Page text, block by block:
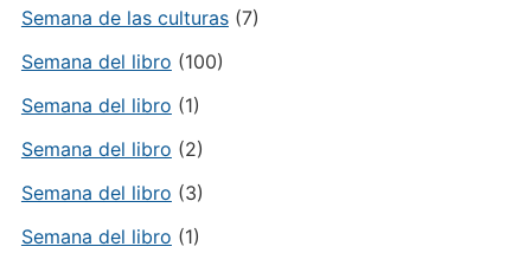
Semana de las culturas(7)
Semana del libro (100)
Semana del libro (1)
Semana del libro (2)
Semana del libro (3)
Semana del libro (1)